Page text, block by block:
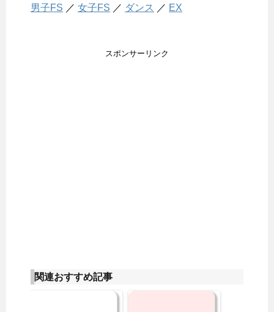
男子FS ／ 女子FS ／ ダンス ／ EX
スポンサーリンク
関連おすすめ記事